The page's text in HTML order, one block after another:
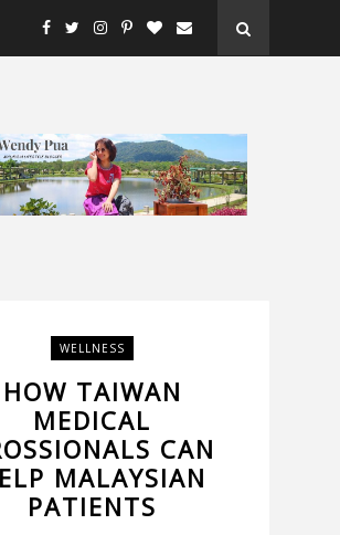
WELLNESS
HOW TAIWAN
MEDICAL
CAN
MALAYSIAN
PATIENTS